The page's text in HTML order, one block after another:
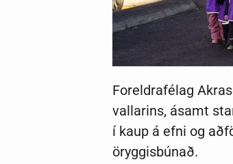
Foreldrafélag
vallarins, ásamt
í kaup á efni og
öryggisbúnað.